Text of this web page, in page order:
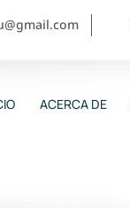
ACERCA DE